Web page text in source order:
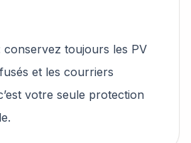
conservez toujours les PV
et les courriers
votre seule protection